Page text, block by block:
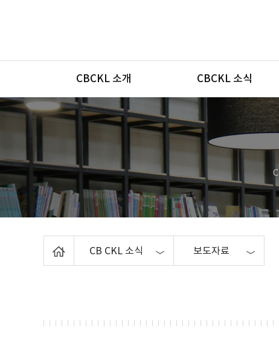
메뉴
CBCKL 소개 CBCKL 소식
CB CKL 소식 보도자료